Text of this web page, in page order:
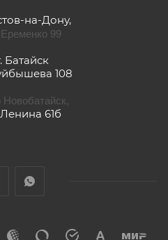
на-Дону,
99
Батайск
108
61б